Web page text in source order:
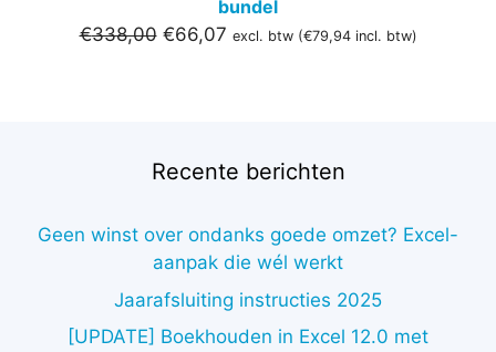
bundel
€338,00 Oorspronkelijke
€66,07Huidige
excl. btw (€79,94incl. btw)
Recente berichten
Geen winst over ondanks goede omzet? Excel-
aanpak die wél werkt
Jaarafsluiting instructies 2025
[UPDATE] Boekhouden in Excel 12.0 met